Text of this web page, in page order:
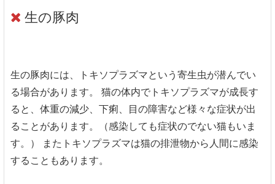
生の豚肉
生の豚肉には、トキソプラズマという寄生虫が潜んでい
る場合があります。 猫の体内でトキソプラズマが成長す
ると、体重の減少、下痢、目の障害など様々な症状が出
ることがあります。（感染しても症状のでない猫もいま
す。） またトキソプラズマは猫の排泄物から人間に感染
することもあります。